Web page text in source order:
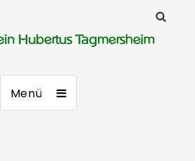
Hubertus Tagmersheim
Menü